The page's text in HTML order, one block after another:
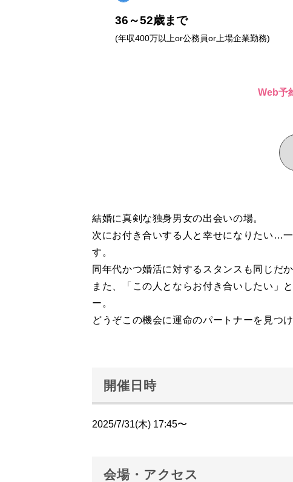
36～52歳まで
(年収400万以上or公務員or上場企業勤務)
Web予
結婚に真剣な独身男女の出会いの場。
次にお付き合いする人と幸せになりたい…
す。
同年代かつ婚活に対するスタンスも同じだ
また、「この人とならお付き合いしたい」
ー。
どうぞこの機会に運命のパートナーを見つけ
開催日時
2025/7/31(木) 17:45〜
会場・アクセス